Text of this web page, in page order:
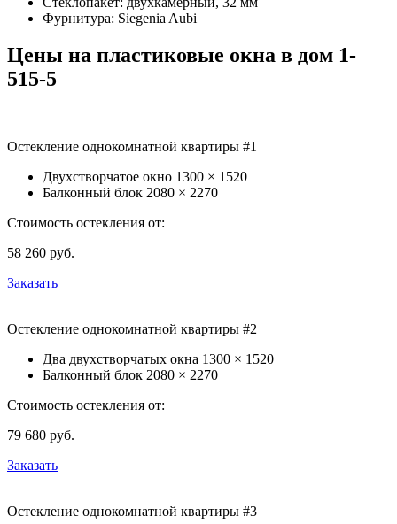
Фурнитура: Siegenia Aubi
Цены на пластиковые окна в дом 1-
515-5
Остекление однокомнатной квартиры #1
Двухстворчатое окно 1300 × 1520
Балконный блок 2080 × 2270
Стоимость остекления от:
58 260 руб.
Заказать
Остекление однокомнатной квартиры #2
Два двухстворчатых окна 1300 × 1520
Балконный блок 2080 × 2270
Стоимость остекления от:
79 680 руб.
Заказать
Остекление однокомнатной квартиры #3